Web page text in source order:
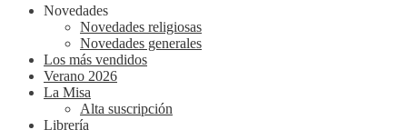
Novedades
Novedades religiosas
Novedades generales
Los más vendidos
Verano 2026
La Misa
Alta suscripción
Librería